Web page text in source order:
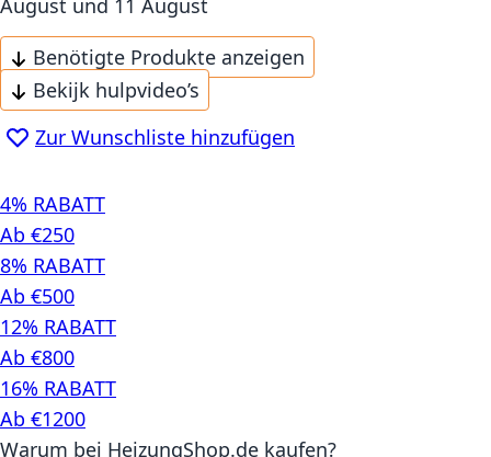
Benötigte Produkte anzeigen
Bekijk hulpvideo’s
Zur Wunschliste hinzufügen
4% RABATT
Ab €250
8% RABATT
Ab €500
12% RABATT
Ab €800
16% RABATT
Ab €1200
Warum bei HeizungShop.de kaufen?